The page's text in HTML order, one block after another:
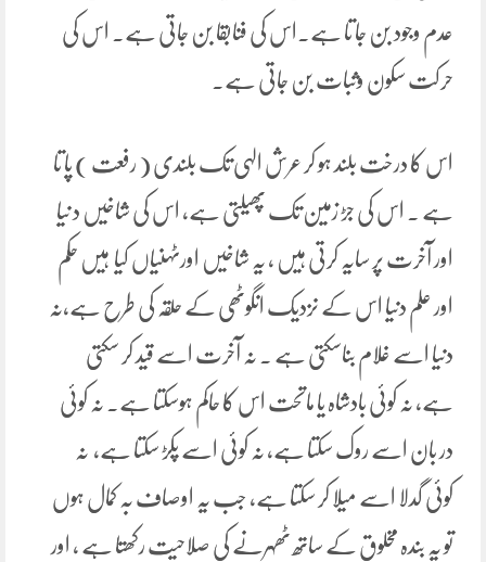
عدم وجود بن جا تا ہے۔اس کی فنابقا بن جاتی ہے۔ اس کی
حرکت سکون وثبات بن جاتی ہے۔
اس کا درخت بلند ہو کر عرش الہی تک بلندی ( رفعت ) پا تا
ہے ۔ اس کی جڑ زمین تک پھیلتی ہے، اس کی شاخیں د نیا
اور آخرت پر سایہ کرتی ہیں ، یہ شاخیں اورٹہنیاں کیا ہیں حکم
اور علم دنیا اس کے نزدیک انگوٹھی کے حلقہ کی طرح ہے،نہ
دنیا اسے غلام بناسکتی ہے ۔ نہ آخرت اسے قید کر سکتی
ہے، نہ کوئی بادشاہ یا ماتحت اس کا حاکم ہوسکتا ہے۔ نہ کوئی
در بان اسے روک سکتا ہے، نہ کوئی اسے پکڑ سکتا ہے، نہ
کوئی گدلا اسے میلا کر سکتا ہے، جب یہ اوصاف بہ کمال ہوں
تو یہ بندہ مخلوق کے ساتھ ٹھہرنے کی صلاحیت رکھتا ہے ، اور